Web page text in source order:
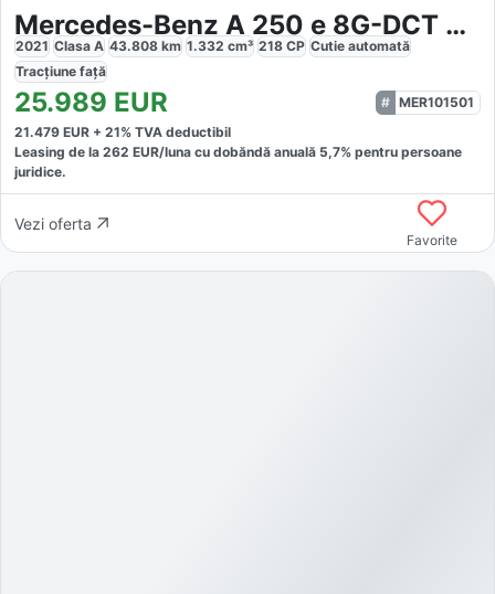
Mercedes-Benz A 250 e 8G-DCT AMG Line
2021 Clasa A 43.808 km 1.332 cm³ 218 CP Cutie automată
Tracțiune față
25.989 EUR
MER101501
21.479 EUR + 21% TVA deductibil
Leasing de la 262 EUR/luna cu dobăndă anuală 5,7% pentru persoane
juridice.
Vezi oferta
Favorite